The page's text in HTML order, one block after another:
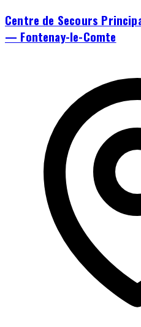
Centre de Secours
— Fontenay-le-Comte